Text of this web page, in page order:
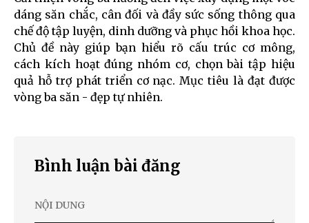
dáng săn chắc, cân đối và đầy sức sống thông qua
chế độ tập luyện, dinh dưỡng và phục hồi khoa học.
Chủ đề này giúp bạn hiểu rõ cấu trúc cơ mông,
cách kích hoạt đúng nhóm cơ, chọn bài tập hiệu
quả hỗ trợ phát triển cơ nạc. Mục tiêu là đạt được
vòng ba săn - đẹp tự nhiên.
Bình luận bài đăng